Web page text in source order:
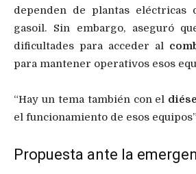
dependen de plantas eléctricas
gasoil. Sin embargo, aseguró
dificultades para acceder al
para mantener operativos esos
“Hay un tema también con el
el funcionamiento de esos
Propuesta ante la